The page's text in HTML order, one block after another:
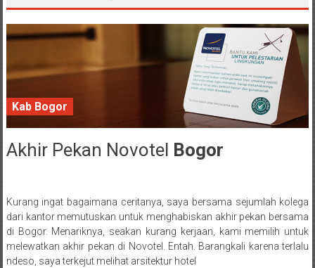
Kab Bogor
30 September 2016
Akhir Pekan Novotel Bogor
Posted By: wirawan
Kurang ingat bagaimana ceritanya, saya bersama sejumlah kolega
dari kantor memutuskan untuk menghabiskan akhir pekan bersama
di Bogor. Menariknya, seakan kurang kerjaan, kami memilih untuk
melewatkan akhir pekan di Novotel. Entah. Barangkali karena terlalu
ndeso, saya terkejut melihat arsitektur hotel